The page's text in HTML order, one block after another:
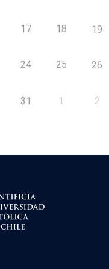
17 18 19
24 25 26
31 1 2